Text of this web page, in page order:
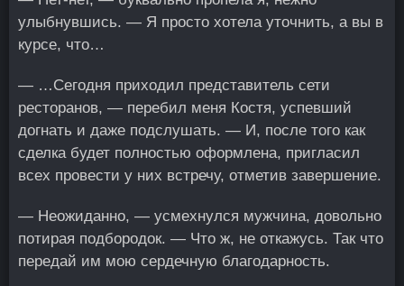
улыбнувшись. — Я просто хотела уточнить, а вы в
курсе, что…
— …Сегодня приходил представитель сети
ресторанов, — перебил меня Костя, успевший
догнать и даже подслушать. — И, после того как
сделка будет полностью оформлена, пригласил
всех провести у них встречу, отметив завершение.
— Неожиданно, — усмехнулся мужчина, довольно
потирая подбородок. — Что ж, не откажусь. Так что
передай им мою сердечную благодарность.